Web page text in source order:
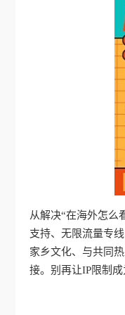
从解决“在海外怎么
支持、无限流量专
家乡文化、与共同
接。别再让IP限制